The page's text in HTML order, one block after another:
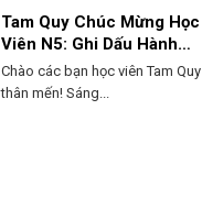
Tam Quy Chúc Mừng Học
Viên N5: Ghi Dấu Hành
Trình, Mở Lối Tương Lai!
Chào các bạn học viên Tam Quy
thân mến! Sáng...